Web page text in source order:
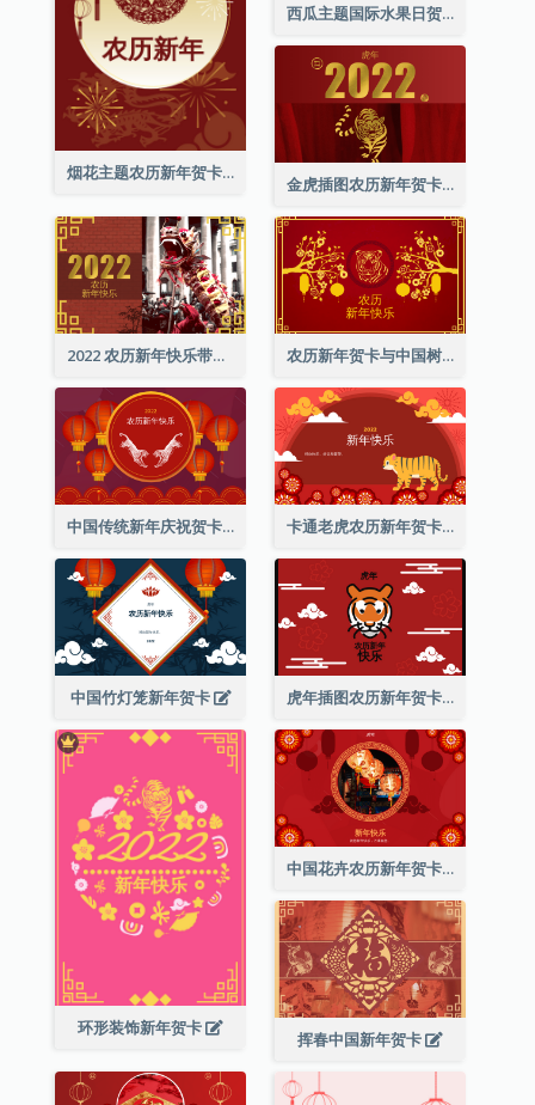
烟花主题农历新年贺卡
西瓜主题国际水果日贺卡
金虎插图农历新年贺卡
2022 农历新年快乐带照片贺卡 农历新年贺卡与中国树插图
中国传统新年庆祝贺卡 卡通老虎农历新年贺卡
中国竹灯笼新年贺卡 虎年插图农历新年贺卡
环形装饰新年贺卡
中国花卉农历新年贺卡
挥春中国新年贺卡